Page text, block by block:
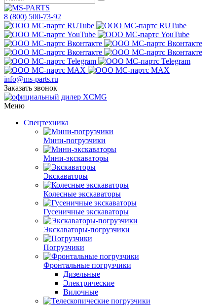
8 (800) 500-73-92
info@ms-parts.ru
Заказать звонок
Меню
Спецтехника
Мини-погрузчики
Мини-экскаваторы
Экскаваторы
Колесные экскаваторы
Гусеничные экскаваторы
Экскаваторы-погрузчики
Погрузчики
Фронтальные погрузчики
Дизельные
Электрические
Вилочные